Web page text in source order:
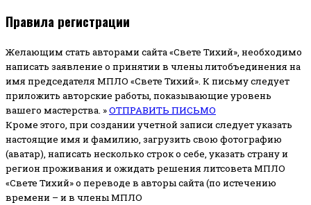
Правила регистрации
Желающим стать авторами сайта «Свете Тихий», необходимо
написать заявление о принятии в члены литобъединения на
имя председателя МПЛО «Свете Тихий». К письму следует
приложить авторские работы, показывающие уровень
вашего мастерства. »ОТПРАВИТЬ ПИСЬМО
Кроме этого, при создании учетной записи следует указать
настоящие имя и фамилию, загрузить свою фотографию
(аватар), написать несколько строк о себе, указать страну и
регион проживания и ожидать решения литсовета МПЛО
«Свете Тихий» о переводе в авторы сайта (по истечению
времени – и в члены МПЛО